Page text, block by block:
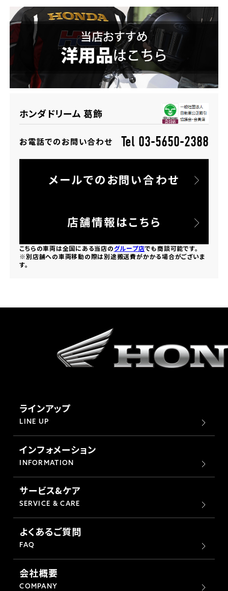
ホンダドリーム 葛飾
お電話でのお問い合わせ Tel 03-5650-2388
メールでのお問い合わせ
店舗情報はこちら
こちらの車両は全国にある当店のグループ店でも商談可能です。
※別店舗への車両移動の際は別途搬送費がかかる場合がございま
す。
ラインアップ
LINE UP
インフォメーション
INFORMATION
サービス&ケア
SERVICE & CARE
よくあるご質問
FAQ
会社概要
COMPANY
ホンダドリーム 松戸
ホンダドリーム 蘇我
埼玉県
ホンダドリーム 所沢
ホンダドリーム 大宮
ホンダドリーム 水戸北
ホンダドリーム 奈良